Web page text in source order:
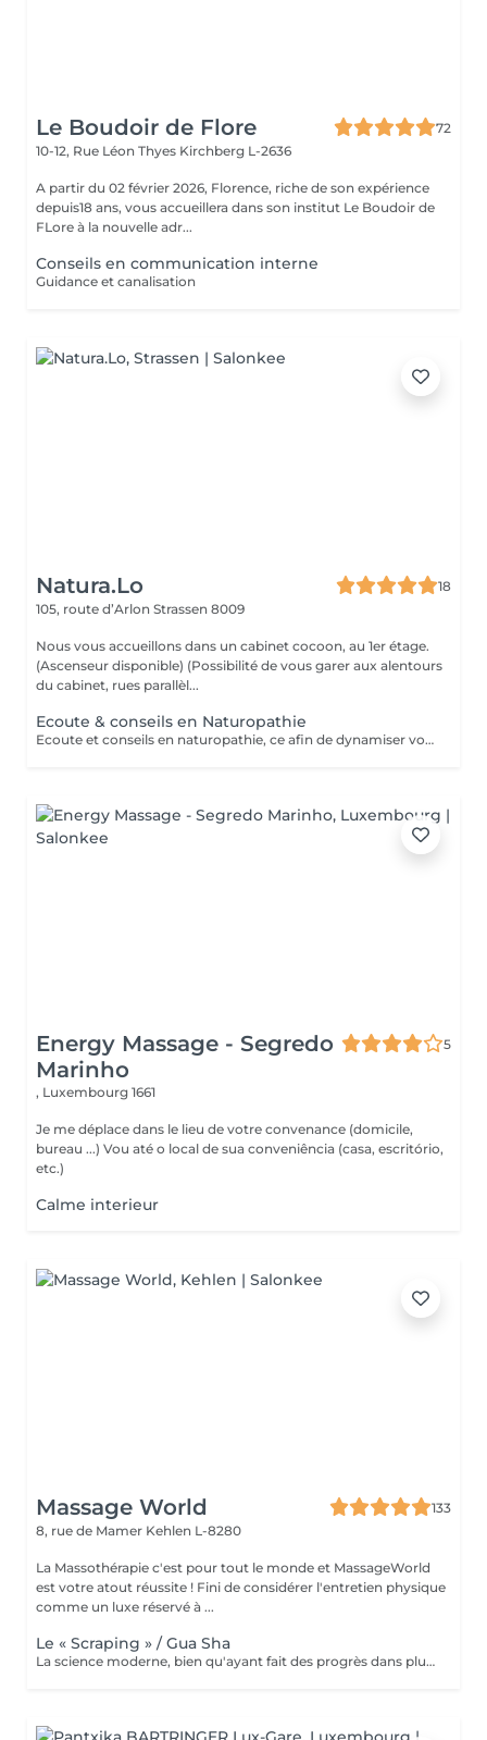
Le Boudoir de Flore
72
10-12, Rue Léon Thyes Kirchberg L-2636
A partir du 02 février 2026, Florence, riche de son expérience
depuis18 ans, vous accueillera dans son institut Le Boudoir de
FLore à la nouvelle adr...
Conseils en communication interne
Guidance et canalisation
Natura.Lo
18
105, route d’Arlon Strassen 8009
Nous vous accueillons dans un cabinet cocoon, au 1er étage.
(Ascenseur disponible) (Possibilité de vous garer aux alentours
du cabinet, rues parallèl...
Ecoute & conseils en Naturopathie
Ecoute et conseils en naturopathie, ce afin de dynamiser votre retour à la vitalité mentale et corporelle. (Anamnèse de votre mode de vie et de votre quotidien, et mise en place de votre plan "bien-être") Les conseils ou soins en naturopathie ne remplacent en aucun cas un traitement chez votre médecin. Chèque cadeau disponible (Montant de votre choix, celui-ci est à indiquer lors de votre demande) (Temps de séance facultatif)
Energy Massage - Segredo
Marinho
5
, Luxembourg 1661
Je me déplace dans le lieu de votre convenance (domicile,
bureau ...) Vou até o local de sua conveniência (casa, escritório,
etc.)
Calme interieur
Massage World
133
8, rue de Mamer Kehlen L-8280
La Massothérapie c'est pour tout le monde et MassageWorld
est votre atout réussite ! Fini de considérer l'entretien physique
comme un luxe réservé à ...
Le « Scraping » / Gua Sha
La science moderne, bien qu'ayant fait des progrès dans plusieurs domaines: alimentaires, médical, psychologique... ne règle malheureusement pas encore tout ce dont l'être humain a besoin. C'est pour cette raison que nous nous tournons parfois vers le monde asiatique afin de dénicher certaines techniques ancestrales reconnues pour leurs bienfaits. L'une de ses tendances n'est autre que le massage « Gua Sha » popularisé par les célébrités et sportifs américains. Cette thérapie asiatique aide à soulager la douleur, nourrir la peau et même à faire une désintox totale de votre corps sans pour autant exploser votre budget. Le mot « Gua » signifie « gratter », le mot « Sha » quant à lui a plusieurs significations dépendant bien évidemment du contexte souhaité. Puisque c'est le coté médical qui nous intéresse, le mot « Sha » signifie déchets métaboliques pouvant dérégler le bon fonctionnement du flux sangin et énergétique, provoquant ainsi d'importantes douleurs. Nous pouvons donc traduire le terme « Gua Sha » par racler les toxines. Ce massage se fait à l'aide d'un outil aux bordures lisses. Loin d'être d'être un simple massage, le « Gua Sha » se rapproche d'avantage d'une désintoxication du corps par l'élimination des déchets et toxines, permettant ainsi la création de nouvelles cellules plus saines. Nous parlerons donc de régénération cellulaire. La plupart des scientifiques sont d'accords sur le fait que le Massage « Gua Sha » soulage les patients de façon rapide et effic